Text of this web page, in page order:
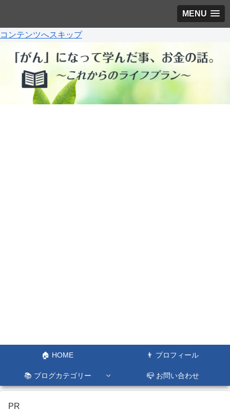
MENU
コンテンツへスキップ
🏠 HOME 👨 プロフィール
📚 ブログカテゴリー 📪 お問い合わせ
PR